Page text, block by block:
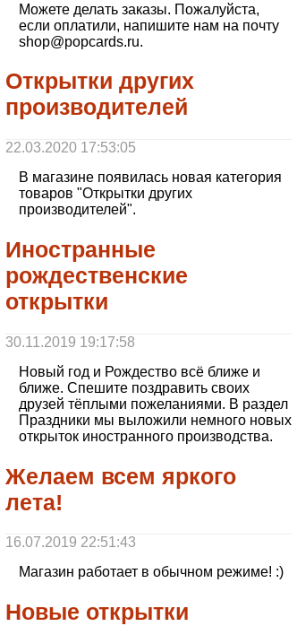
Можете делать заказы. Пожалуйста,
если оплатили, напишите нам на почту
shop@popcards.ru.
Открытки других
производителей
22.03.2020 17:53:05
В магазине появилась новая категория
товаров "Открытки других
производителей".
Иностранные
рождественские
открытки
30.11.2019 19:17:58
Новый год и Рождество всё ближе и
ближе. Спешите поздравить своих
друзей тёплыми пожеланиями. В раздел
Праздники мы выложили немного новых
открыток иностранного производства.
Желаем всем яркого
лета!
16.07.2019 22:51:43
Магазин работает в обычном режиме! :)
Новые открытки